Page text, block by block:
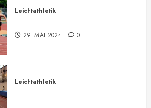
Leichtathletik
29. MAI 2024 0
Leichtathletik